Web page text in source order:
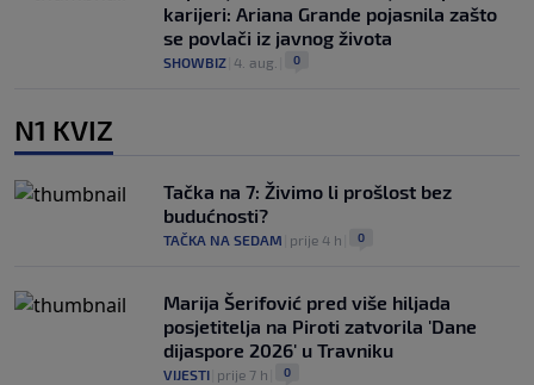
karijeri: Ariana Grande pojasnila zašto
se povlači iz javnog života
SHOWBIZ 4. aug. 0
N1 KVIZ
Tačka na 7: Živimo li prošlost bez
budućnosti?
TAČKA NA SEDAM prije 4 h 0
Marija Šerifović pred više hiljada
posjetitelja na Piroti zatvorila 'Dane
dijaspore 2026' u Travniku
VIJESTI prije 7 h 0